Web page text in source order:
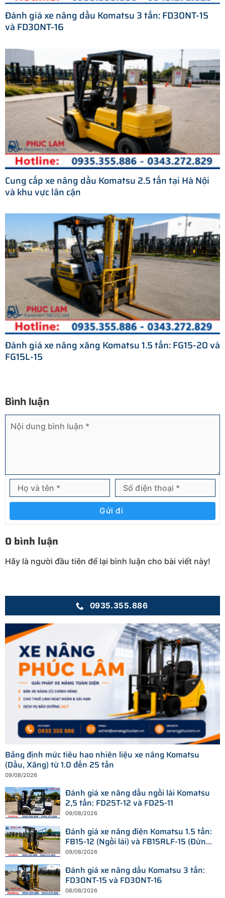
Đánh giá xe nâng dầu Komatsu 3 tấn: FD30NT-15
và FD30NT-16
Cung cấp xe nâng dầu Komatsu 2.5 tấn tại Hà Nội
và khu vực lân cận
Đánh giá xe nâng xăng Komatsu 1.5 tấn: FG15-20 và
FG15L-15
Bình luận
Gửi đi
0 bình luận
Hãy là người đầu tiên để lại bình luận cho bài viết này!
0935.355.886
Bảng định mức tiêu hao nhiên liệu xe nâng Komatsu
(Dầu, Xăng) từ 1.0 đến 25 tấn
09/08/2026
Đánh giá xe nâng dầu ngồi lái Komatsu
2,5 tấn: FD25T-12 và FD25-11
09/08/2026
Đánh giá xe nâng điện Komatsu 1.5 tấn:
FB15-12 (Ngồi lái) và FB15RLF-15 (Đứng
lái)
09/08/2026
Đánh giá xe nâng dầu Komatsu 3 tấn:
FD30NT-15 và FD30NT-16
08/08/2026